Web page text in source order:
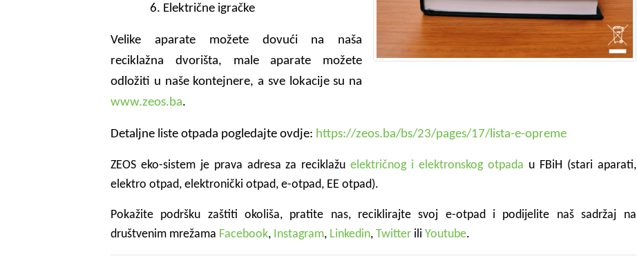
Električne igračke
Velike aparate možete dovući na naša
reciklažna dvorišta, male aparate možete
odložiti u naše kontejnere, a sve lokacije su na
www.zeos.ba.
Detaljne liste otpada pogledajte ovdje: https://zeos.ba/bs/23/pages/17/lista-e-opreme
ZEOS eko-sistem je prava adresa za reciklažuelektričnog i elektronskog otpada u FBiH (stari aparati,
elektro otpad, elektronički otpad, e-otpad, EE otpad).
Pokažite podršku zaštiti okoliša, pratite nas, reciklirajte svoj e-otpad i podijelite naš sadržaj na
društvenim mrežama Facebook, Instagram, Linkedin, Twitter ili Youtube.